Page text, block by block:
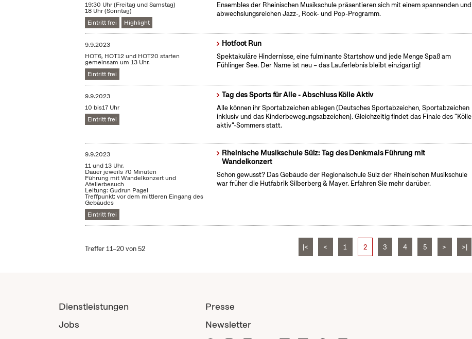
19:30 Uhr (Freitag und Samstag)
18 Uhr (Sonntag)
Eintritt frei
Highlight
Ensembles der Rheinischen Musikschule präsentieren sich mit einem spannenden und
abwechslungsreichen Jazz-, Rock- und Pop-Programm.
9.9.2023
HOT6, HOT12 und HOT20 starten
gemeinsam um 13 Uhr.
Eintritt frei
Hotfoot Run
Spektakuläre Hindernisse, eine fulminante Startshow und jede Menge Spaß am
Fühlinger See. Der Name ist neu – das Lauferlebnis bleibt einzigartig!
9.9.2023
10 bis17 Uhr
Eintritt frei
Tag des Sports für Alle - Abschluss Kölle Aktiv
Alle können ihr Sportabzeichen ablegen (Deutsches Sportabzeichen, Sportabzeichen
inklusiv und das Kinderbewegungsabzeichen). Gleichzeitig findet das Finale des "Kölle
aktiv"-Sommers statt.
9.9.2023
11 und 13 Uhr,
Dauer jeweils 70 Minuten
Führung mit Wandelkonzert und
Atelierbesuch
Leitung: Gudrun Pagel
Treffpunkt: vor dem mittleren Eingang des
Gebäudes
Eintritt frei
Rheinische Musikschule Sülz: Tag des Denkmals Führung mit
Wandelkonzert
Schon gewusst? Das Gebäude der Regionalschule Sülz der Rheinischen Musikschule
war früher die Hutfabrik Silberberg & Mayer. Erfahren Sie mehr darüber.
Treffer 11–20 von 52 |< < 1 2 3 4 5 > >|
Dienstleistungen
Jobs
Presse
Newsletter